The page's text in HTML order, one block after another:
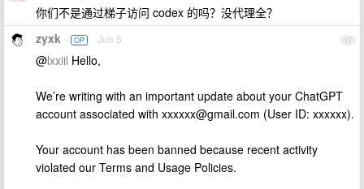
你们不是通过梯子访问 codex 的吗？没代理全？
42
zyxk OP Jun 5
@lxxiil Hello,
We’re writing with an important update about your ChatGPT
account associated with xxxxxx@gmail.com (User ID: xxxxxx).
Your account has been banned because recent activity
violated our Terms and Usage Policies.